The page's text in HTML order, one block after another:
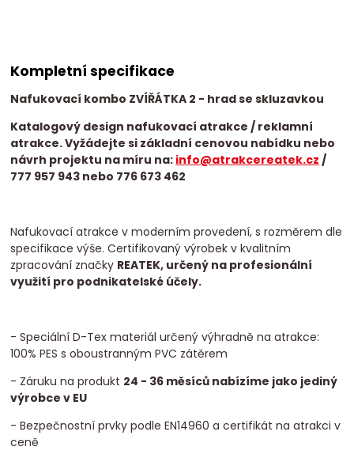
Kompletní specifikace
Nafukovací kombo ZVÍŘÁTKA 2 - hrad se skluzavkou
Katalogový design nafukovací atrakce / reklamní
atrakce. Vyžádejte si základní cenovou nabídku nebo
návrh projektu na míru na: info@atrakcereatek.cz /
777 957 943 nebo 776 673 462
Nafukovací atrakce v moderním provedení, s rozměrem dle
specifikace výše. Certifikovaný výrobek v kvalitním
zpracování značky REATEK, určený na profesionální
využití pro podnikatelské účely.
- Speciální D-Tex materiál určený výhradně na atrakce:
100% PES s oboustranným PVC zátěrem
- Záruku na produkt 24 - 36 měsíců nabízíme jako jediný
výrobce v EU
- Bezpečnostní prvky podle EN14960 a certifikát na atrakci v
ceně